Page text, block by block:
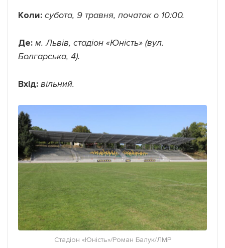
Коли: субота, 9 травня, початок о 10:00.
Де: м. Львів, стадіон «Юність» (вул.
Болгарська, 4).
Вхід: вільний.
Стадіон «Юність»/Роман Балук/ЛМР